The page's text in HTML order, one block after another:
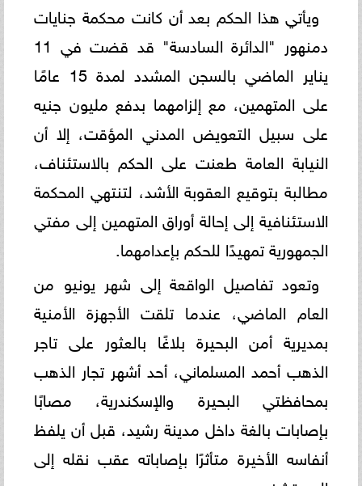
ويأتي هذا الحكم بعد أن كانت محكمة جنايات
دمنهور "الدائرة السادسة" قد قضت في 11
يناير الماضي بالسجن المشدد لمدة 15 عامًا
على المتهمين، مع إلزامهما بدفع مليون جنيه
على سبيل التعويض المدني المؤقت، إلا أن
النيابة العامة طعنت على الحكم بالاستئناف،
مطالبة بتوقيع العقوبة الأشد، لتنتهي المحكمة
الاستئنافية إلى إحالة أوراق المتهمين إلى مفتي
الجمهورية تمهيدًا للحكم بإعدامهما.
وتعود تفاصيل الواقعة إلى شهر يونيو من
العام الماضي، عندما تلقت الأجهزة الأمنية
بمديرية أمن البحيرة بلاغًا بالعثور على تاجر
الذهب أحمد المسلماني، أحد أشهر تجار الذهب
بمحافظتي البحيرة والإسكندرية، مصابًا
بإصابات بالغة داخل مدينة رشيد، قبل أن يلفظ
أنفاسه الأخيرة متأثرًا بإصاباته عقب نقله إلى